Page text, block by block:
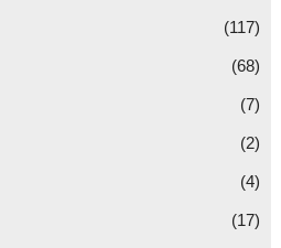
(117)
(68)
(7)
(2)
(4)
(17)